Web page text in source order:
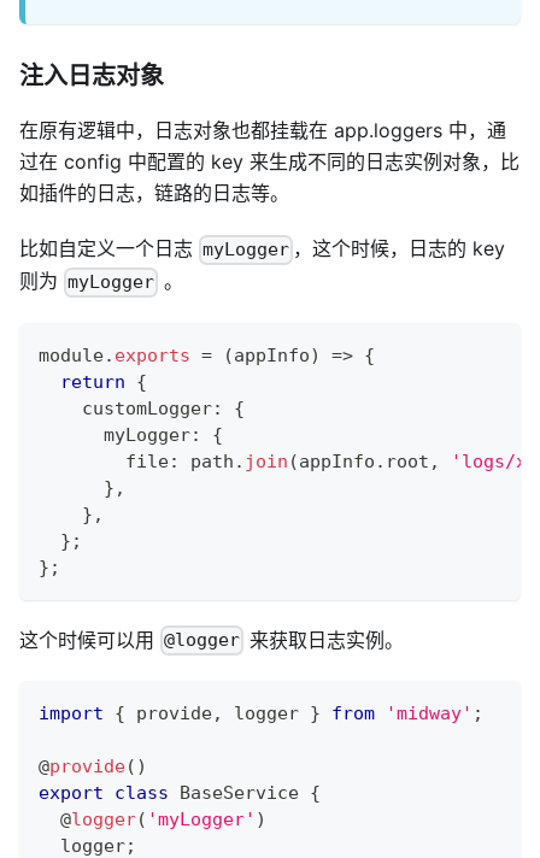
注入日志对象
在原有逻辑中，日志对象也都挂载在 app.loggers 中，通
过在 config 中配置的 key 来生成不同的日志实例对象，比
如插件的日志，链路的日志等。
比如自定义一个日志 myLogger ，这个时候，日志的 key
则为 myLogger 。
module. exports = (appInfo) => {
return
{
    customLogger
:
{
      myLogger
:
{
        file
: path . join (appInfo . root ,
'logs/
} ,
} ,
} ;
} ;
这个时候可以用 @logger 来获取日志实例。
import { provide, logger } from 'midway' ;
@provide( )
export
class BaseService {
@logger( 'myLogger' )
  logger
;